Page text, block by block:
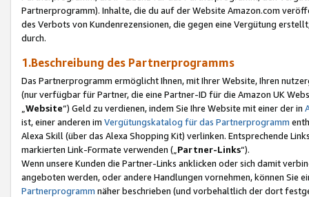
Partnerprogramm). Inhalte, die du auf der Website Amazon.com
des Verbots von Kundenrezensionen, die gegen eine Vergütung
durch.
1.Beschreibung des Partnerprogramms
Das Partnerprogramm ermöglicht Ihnen, mit Ihrer Website, Ihren
(nur verfügbar für Partner, die eine Partner-ID für die Amazon UK
Website“) Geld zu verdienen, indem Sie Ihre Website mit einer der in
ist, einer anderen im Vergütungskatalog für das Partnerprogramm
Alexa Skill (über das Alexa Shopping Kit) verlinken. Entsprechende
markierten Link-Formate verwenden („ Partner-Links“).
Wenn unsere Kunden die Partner-Links anklicken oder sich damit
angeboten werden, oder andere Handlungen vornehmen, können Sie
Partnerprogramm näher beschrieben (und vorbehaltlich der dort